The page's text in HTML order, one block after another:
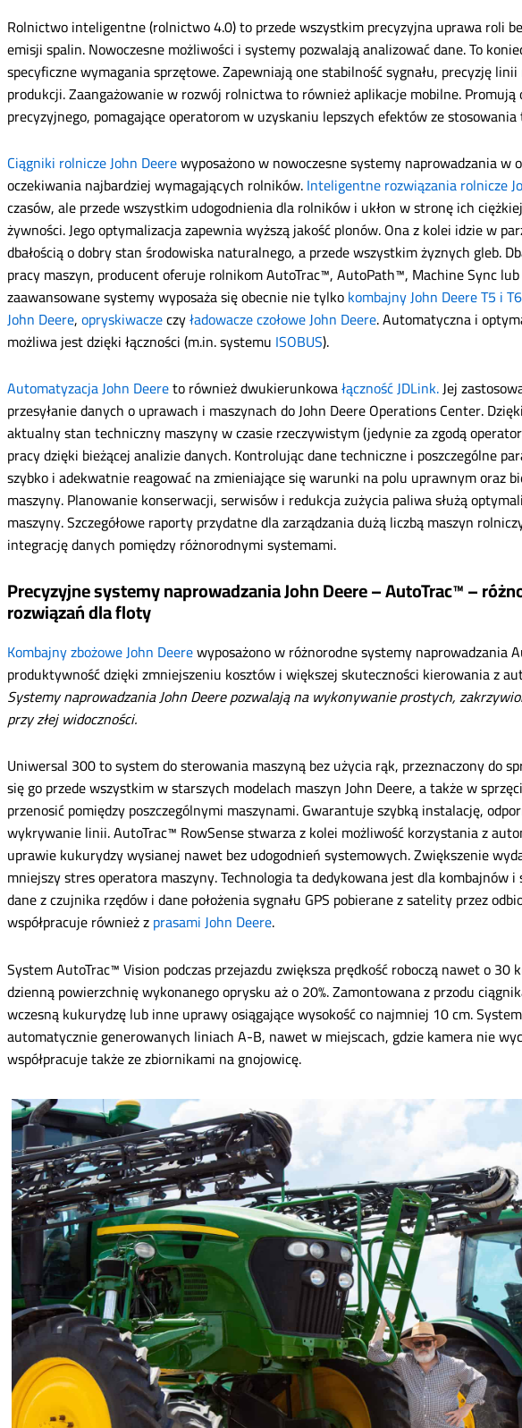
Rolnictwo inteligentne (rolnictwo 4.0) to przede wszystkim precyzyjna uprawa roli
emisji spalin. Nowoczesne możliwości i systemy pozwalają analizować dane. To
specyficzne wymagania sprzętowe. Zapewniają one stabilność sygnału, precyzję
produkcji. Zaangażowanie w rozwój rolnictwa to również aplikacje mobilne.
precyzyjnego, pomagające operatorom w uzyskaniu lepszych efektów ze
Ciągniki rolnicze John Deerewyposażono w nowoczesne systemy naprowadzania w
oczekiwania najbardziej wymagających rolników.Inteligentne rozwiązania rolnicze
czasów, ale przede wszystkim udogodnienia dla rolników i ukłon w stronę ich
żywności. Jego optymalizacja zapewnia wyższą jakość plonów. Ona z kolei idzie w
dbałością o dobry stan środowiska naturalnego, a przede wszystkim żyznych gleb.
pracy maszyn, producent oferuje rolnikom AutoTrac™, AutoPath™, Machine Sync
zaawansowane systemy wyposaża się obecnie nie tylkokombajny John Deere T5 i T6
John Deere,opryskiwaczeczyładowacze czołowe John Deere. Automatyczna i
możliwa jest dzięki łączności (m.in. systemu ISOBUS).
Automatyzacja John Deereto również dwukierunkowałączność JDLink.Jej
przesyłanie danych o uprawach i maszynach do John Deere Operations Center.
aktualny stan techniczny maszyny w czasie rzeczywistym (jedynie za zgodą
pracy dzięki bieżącej analizie danych. Kontrolując dane techniczne i poszczególne
szybko i adekwatnie reagować na zmieniające się warunki na polu uprawnym oraz
maszyny. Planowanie konserwacji, serwisów i redukcja zużycia paliwa służą
maszyny. Szczegółowe raporty przydatne dla zarządzania dużą liczbą maszyn
integrację danych pomiędzy różnorodnymi systemami.
Precyzyjne systemy naprowadzania John Deere – AutoTrac™ –
rozwiązań dla floty
Kombajny zbożowe John Deerewyposażono w różnorodne systemy naprowadzania
produktywność dzięki zmniejszeniu kosztów i większej skuteczności kierowania z
Systemy naprowadzania John Deere pozwalają na wykonywanie prostych,
przy złej widoczności.
Uniwersal 300 to system do sterowania maszyną bez użycia rąk, przeznaczony do
się go przede wszystkim w starszych modelach maszyn John Deere, a także w
przenosić pomiędzy poszczególnymi maszynami. Gwarantuje szybką instalację,
wykrywanie linii. AutoTrac™ RowSense stwarza z kolei możliwość korzystania z
uprawie kukurydzy wysianej nawet bez udogodnień systemowych. Zwiększenie
mniejszy stres operatora maszyny. Technologia ta dedykowana jest dla kombajnów
dane z czujnika rzędów i dane położenia sygnału GPS pobierane z satelity przez
współpracuje również zprasami John Deere.
System AutoTrac™ Vision podczas przejazdu zwiększa prędkość roboczą nawet o 30
dzienną powierzchnię wykonanego oprysku aż o 20%. Zamontowana z przodu
wczesną kukurydzę lub inne uprawy osiągające wysokość co najmniej 10 cm.
automatycznie generowanych liniach A-B, nawet w miejscach, gdzie kamera nie
współpracuje także ze zbiornikami na gnojowicę.